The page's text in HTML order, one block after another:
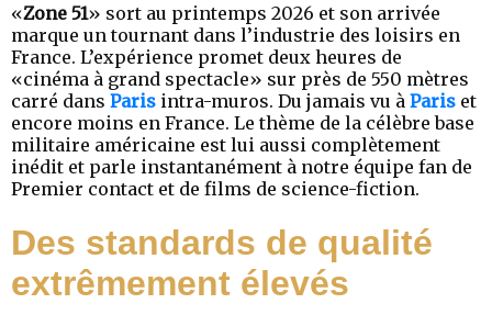
«Zone 51» sort au printemps 2026 et son arrivée
marque un tournant dans l’industrie des loisirs en
France. L’expérience promet deux heures de
«cinéma à grand spectacle» sur près de 550 mètres
carré dans Paris intra-muros. Du jamais vu à Paris et
encore moins en France. Le thème de la célèbre base
militaire américaine est lui aussi complètement
inédit et parle instantanément à notre équipe fan de
Premier contact et de films de science-fiction.
Des standards de qualité
extrêmement élevés